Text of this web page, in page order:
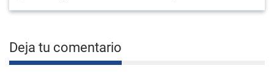
Deja tu comentario